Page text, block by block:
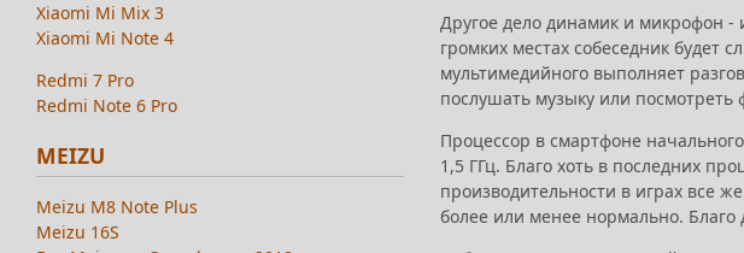
Другое дело динамик и микрофон -
громких местах собеседник будет
мультимедийного выполняет
послушать музыку или
Процессор в смартфоне
1,5 ГГц. Благо хоть в последних
производительности в играх все
более или менее нормально. Благо
Xiaomi Mi Mix 3
Xiaomi Mi Note 4
Redmi 7 Pro
Redmi Note 6 Pro
MEIZU
Meizu M8 Note Plus
Meizu 16S